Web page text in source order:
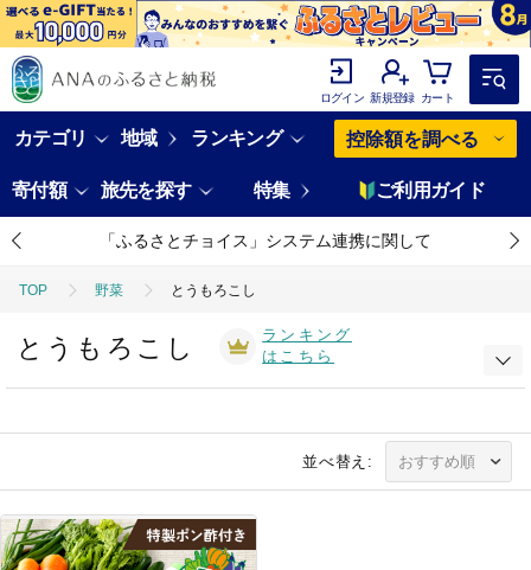
ログイン 新規登録 カート
カテゴリ 地域 ランキング 控除額を調べる
寄付額 旅先を探す 特集 ご利用ガイド
「ふるさとチョイス」システム連携に関して
TOP 野菜 とうもろこし
とうもろこし
ランキング
はこちら
並べ替え: